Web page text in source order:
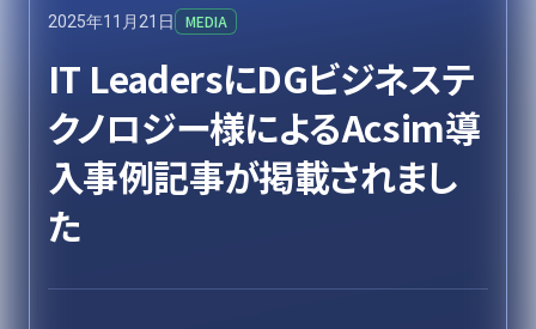
2025年11月21日 MEDIA
IT LeadersにDGビジネステ
クノロジー様によるAcsim導
入事例記事が掲載されまし
た